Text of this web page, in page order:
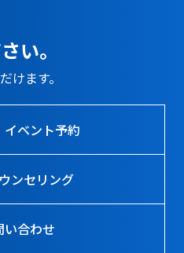
い。
けます。
イベント予約
ンセリング
い合わせ